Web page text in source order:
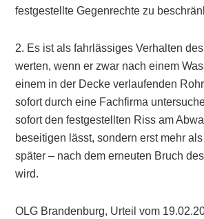
festgestellte Gegenrechte zu
2. Es ist als fahrlässiges Verhalten
werten, wenn er zwar nach einem
einem in der Decke verlaufenden
sofort durch eine Fachfirma
sofort den festgestellten Riss am
beseitigen lässt, sondern erst mehr
später – nach dem erneuten Bruch
wird.
OLG Brandenburg, Urteil vom